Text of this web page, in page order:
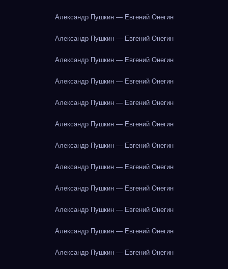
Александр Пушкин — Евгений Онегин
Александр Пушкин — Евгений Онегин
Александр Пушкин — Евгений Онегин
Александр Пушкин — Евгений Онегин
Александр Пушкин — Евгений Онегин
Александр Пушкин — Евгений Онегин
Александр Пушкин — Евгений Онегин
Александр Пушкин — Евгений Онегин
Александр Пушкин — Евгений Онегин
Александр Пушкин — Евгений Онегин
Александр Пушкин — Евгений Онегин
Александр Пушкин — Евгений Онегин